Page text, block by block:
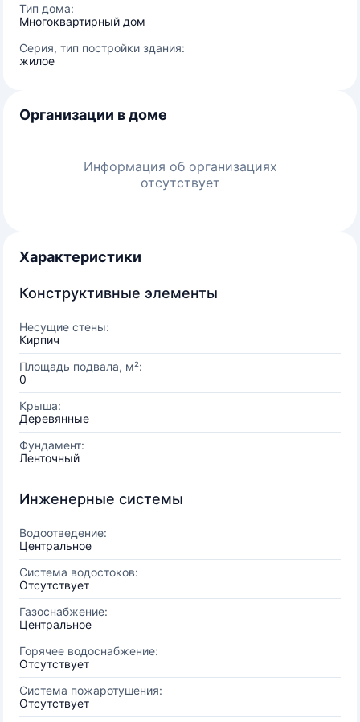
Тип дома:
Многоквартирный дом
Серия, тип постройки здания:
жилое
Организации в доме
Информация об организациях
отсутствует
Характеристики
Конструктивные элементы
Несущие стены:
Кирпич
Площадь подвала, м²:
0
Крыша:
Деревянные
Фундамент:
Ленточный
Инженерные системы
Водоотведение:
Центральное
Система водостоков:
Отсутствует
Газоснабжение:
Центральное
Горячее водоснабжение:
Отсутствует
Система пожаротушения:
Отсутствует